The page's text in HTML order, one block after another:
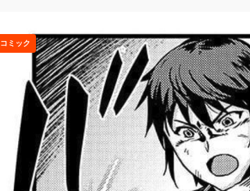
コミック